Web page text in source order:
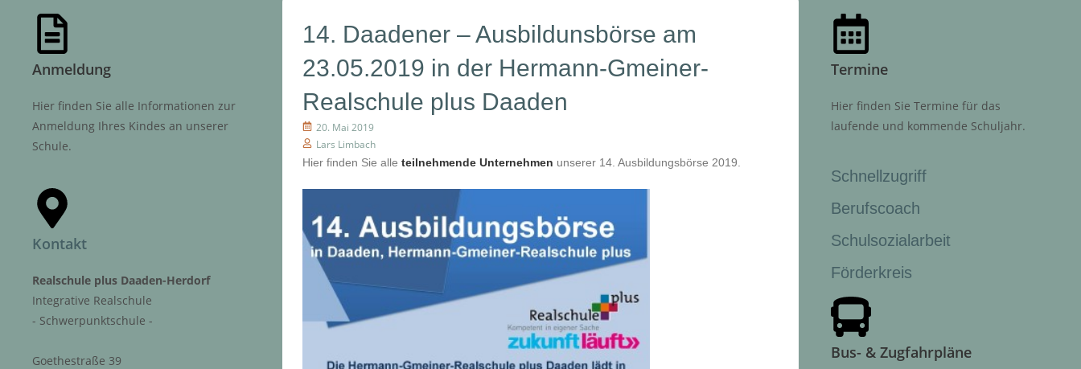
Anmeldung
Hier finden Sie alle Informationen zur
Anmeldung Ihres Kindes an unserer
Schule.
Kontakt
Realschule plus Daaden-Herdorf
Integrative Realschule
- Schwerpunktschule -
Goethestraße 39
14. Daadener – Ausbildunsbörse am
23.05.2019 in der Hermann-Gmeiner-
Realschule plus Daaden
20. Mai 2019
Lars Limbach
Hier finden Sie alle teilnehmende Unternehmen unserer 14. Ausbildungsbörse 2019.
Termine
Hier finden Sie Termine für das
laufende und kommende Schuljahr.
Schnellzugriff
Berufscoach
Schulsozialarbeit
Förderkreis
Bus- & Zugfahrpläne